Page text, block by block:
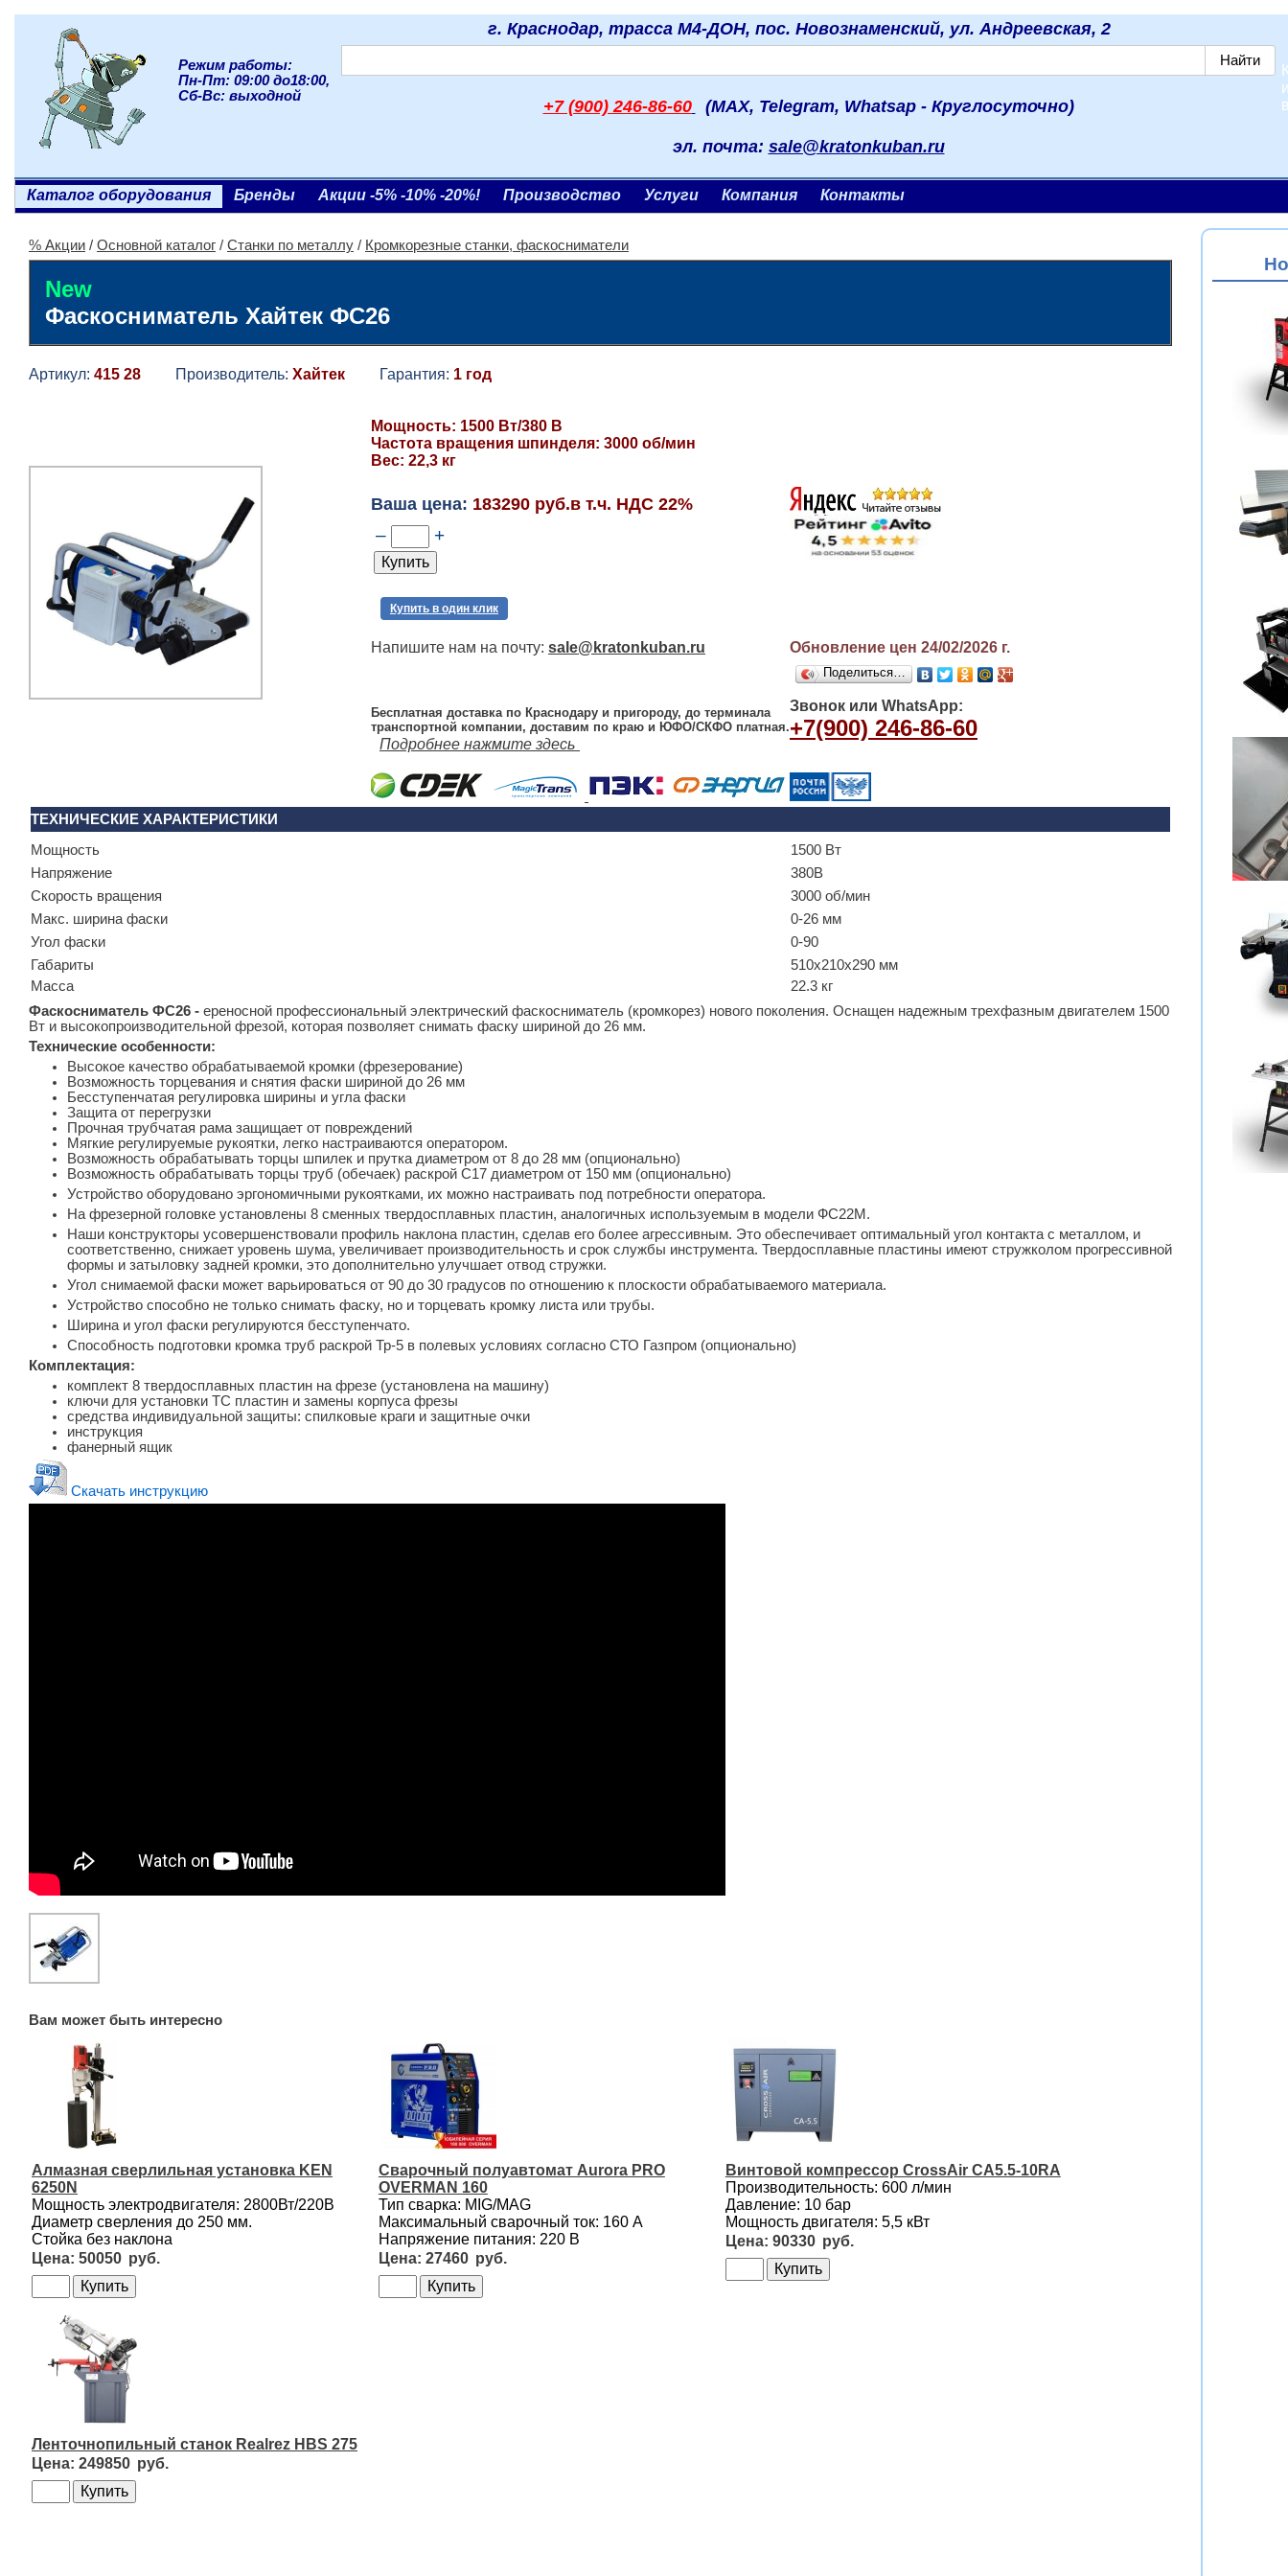
Режим работы:
Пн-Пт: 09:00 до18:00,
Сб-Вс: выходной
г. Краснодар, трасса М4-ДОН, пос. Новознаменский, ул. Андреевская, 2
+7 (900) 246-86-60 (MAX, Telegram, Whatsap - Круглосуточно)
эл. почта: sale@kratonkuban.ru
Каталог оборудования Бренды Акции -5% -10% -20%! Производство Услуги Компания Контакты
% Акции / Основной каталог / Станки по металлу / Кромкорезные станки, фаскосниматели
New
Фаскосниматель Хайтек ФС26
Артикул: 415 28 Производитель: Хайтек Гарантия: 1 год
Мощность: 1500 Вт/380 В
Частота вращения шпинделя: 3000 об/мин
Вес: 22,3 кг
Ваша цена: 183290 руб.в т.ч. НДС 22%
– +
Купить в один клик
Напишите нам на почту: sale@kratonkuban.ru Обновление цен 24/02/2026 г.
Поделиться…
Бесплатная доставка по Краснодару и пригороду, до терминала
транспортной компании, доставим по краю и ЮФО/СКФО платная.
Подробнее нажмите здесь
Звонок или WhatsApp:
+7(900) 246-86-60
ТЕХНИЧЕСКИЕ ХАРАКТЕРИСТИКИ
Мощность
1500 Вт
Напряжение
380В
Скорость вращения
3000 об/мин
Макс. ширина фаски
0-26 мм
Угол фаски
0-90
Габариты
510х210х290 мм
Масса
22.3 кг
Фаскосниматель ФС26 - ереносной профессиональный электрический фаскосниматель (кромкорез) нового поколения. Оснащен надежным трехфазным двигателем 1500
Вт и высокопроизводительной фрезой, которая позволяет снимать фаску шириной до 26 мм.
Технические особенности:
Высокое качество обрабатываемой кромки (фрезерование)
Возможность торцевания и снятия фаски шириной до 26 мм
Бесступенчатая регулировка ширины и угла фаски
Защита от перегрузки
Прочная трубчатая рама защищает от повреждений
Мягкие регулируемые рукоятки, легко настраиваются оператором.
Возможность обрабатывать торцы шпилек и прутка диаметром от 8 до 28 мм (опционально)
Возможность обрабатывать торцы труб (обечаек) раскрой С17 диаметром от 150 мм (опционально)
Устройство оборудовано эргономичными рукоятками, их можно настраивать под потребности оператора.
На фрезерной головке установлены 8 сменных твердосплавных пластин, аналогичных используемым в модели ФС22М.
Наши конструкторы усовершенствовали профиль наклона пластин, сделав его более агрессивным. Это обеспечивает оптимальный угол контакта с металлом, и
соответственно, снижает уровень шума, увеличивает производительность и срок службы инструмента. Твердосплавные пластины имеют стружколом прогрессивной
формы и затыловку задней кромки, это дополнительно улучшает отвод стружки.
Угол снимаемой фаски может варьироваться от 90 до 30 градусов по отношению к плоскости обрабатываемого материала.
Устройство способно не только снимать фаску, но и торцевать кромку листа или трубы.
Ширина и угол фаски регулируются бесступенчато.
Способность подготовки кромка труб раскрой Тр-5 в полевых условиях согласно СТО Газпром (опционально)
Комплектация:
комплект 8 твердосплавных пластин на фрезе (установлена на машину)
ключи для установки ТС пластин и замены корпуса фрезы
средства индивидуальной защиты: спилковые краги и защитные очки
инструкция
фанерный ящик
Скачать инструкцию
Вам может быть интересно
Алмазная сверлильная установка KEN
6250N
Мощность электродвигателя: 2800Вт/220В
Диаметр сверления до 250 мм.
Стойка без наклона
50050
Сварочный полуавтомат Aurora PRO
OVERMAN 160
Тип сварка: MIG/MAG
Максимальный сварочный ток: 160 А
Напряжение питания: 220 В
27460
Винтовой компрессор CrossAir CA5.5-10RA
Производительность: 600 л/мин
Давление: 10 бар
Мощность двигателя: 5,5 кВт
90330
Ленточнопильный станок Realrez HBS 275
249850